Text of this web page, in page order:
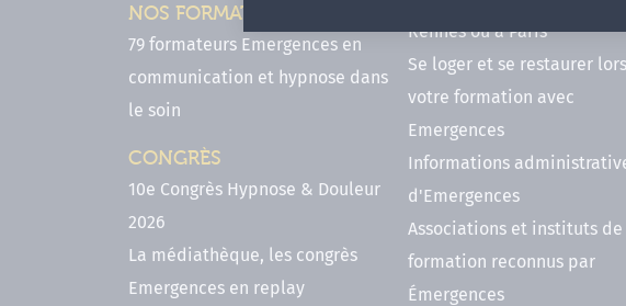
NOS FORMATEURS
79 formateurs Emergences en
communication et hypnose dans
le soin
CONGRÈS
10e Congrès Hypnose & Douleur
2026
La médiathèque, les congrès
Emergences en replay
Rennes ou à Paris
Se loger et se restaurer
votre formation avec
Emergences
Informations
d'Emergences
Associations et instituts de
formation reconnus par
Émergences